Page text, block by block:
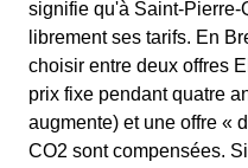
signifie qu'à Saint-Pierre-
librement ses tarifs. En
choisir entre deux offres
prix fixe pendant quatre
augmente) et une offre «
CO2 sont compensées.